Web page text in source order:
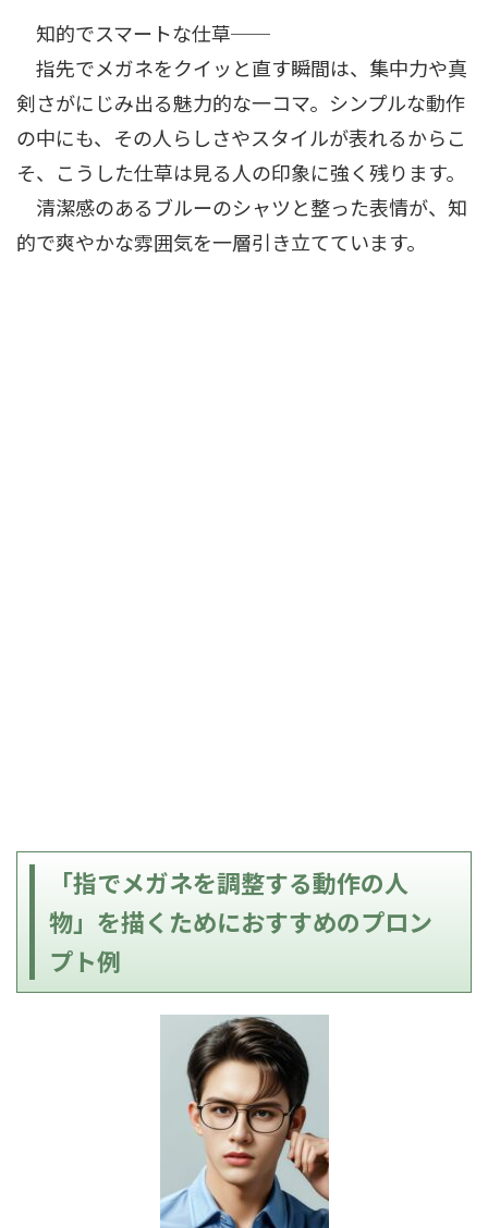
知的でスマートな仕草──
指先でメガネをクイッと直す瞬間は、集中力や真
剣さがにじみ出る魅力的な一コマ。シンプルな動作
の中にも、その人らしさやスタイルが表れるからこ
そ、こうした仕草は見る人の印象に強く残ります。
清潔感のあるブルーのシャツと整った表情が、知
的で爽やかな雰囲気を一層引き立てています。
「指でメガネを調整する動作の人
物」を描くためにおすすめのプロン
プト例